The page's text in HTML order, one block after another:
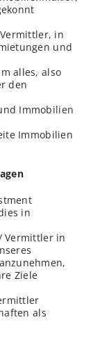
in
und
alles, also
den
Immobilien
Immobilien
in
Vermittler in
Ziele
als